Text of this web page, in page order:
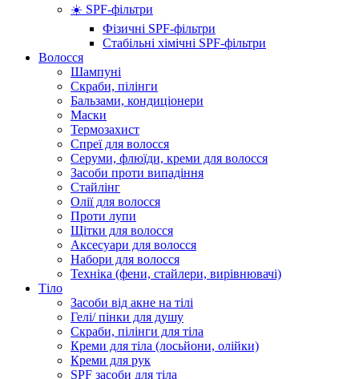
☀️ SPF-фільтри
Фізичні SPF-фільтри
Стабільні хімічні SPF-фільтри
Волосся
Шампуні
Скраби, пілінги
Бальзами, кондиціонери
Маски
Термозахист
Спреї для волосся
Серуми, флюїди, креми для волосся
Засоби проти випадіння
Стайлінг
Олії для волосся
Проти лупи
Щітки для волосся
Аксесуари для волосся
Набори для волосся
Техніка (фени, стайлери, вирівнювачі)
Тіло
Засоби від акне на тілі
Гелі/ пінки для душу
Скраби, пілінги для тіла
Креми для тіла (лосьйони, олійки)
Креми для рук
SPF засоби для тіла